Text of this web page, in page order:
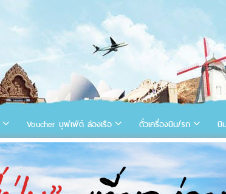
Voucher บุฟเฟ่ต์ ล่องเรือ ตั๋วเครื่องบิน/รถ บิ